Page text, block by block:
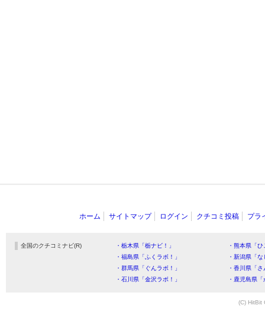
ホーム サイトマップ ログイン クチコミ投稿 プラ
全国のクチコミナビ(R) ・栃木県「栃ナビ！」
・熊本県「
・福島県「ふくラボ！」
・新潟県「
・群馬県「ぐんラボ！」
・香川県「
・石川県「金沢ラボ！」
・鹿児島県
(C) HitBit